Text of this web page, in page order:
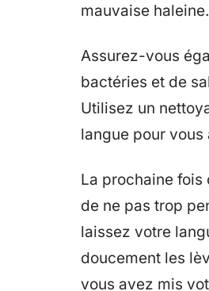
mauvaise haleine.
Assurez-vous
bactéries et de
Utilisez un
langue pour
La prochaine
de ne pas trop
laissez votre
doucement les
vous avez mis